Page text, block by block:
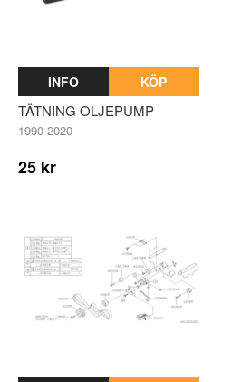
INFO KÖP
TÄTNING OLJEPUMP
1990-2020
25 kr